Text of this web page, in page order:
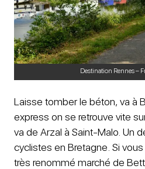
Destination Rennes –
Laisse tomber le béton, va à
express on se retrouve vite
va de Arzal à Saint-Malo. Un
cyclistes en Bretagne. Si
très renommé marché de